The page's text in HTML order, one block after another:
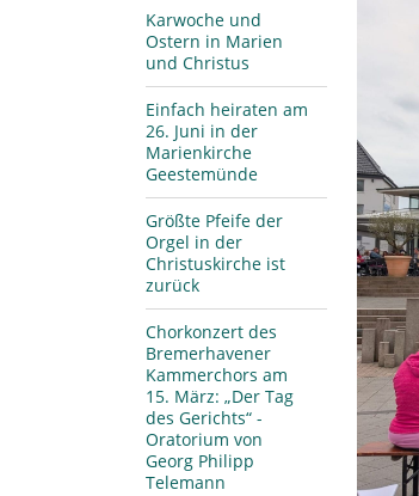
Karwoche und
Ostern in Marien
und Christus
Einfach heiraten am
26. Juni in der
Marienkirche
Geestemünde
Größte Pfeife der
Orgel in der
Christuskirche ist
zurück
Chorkonzert des
Bremerhavener
Kammerchors am
15. März: „Der Tag
des Gerichts“ -
Oratorium von
Georg Philipp
Telemann